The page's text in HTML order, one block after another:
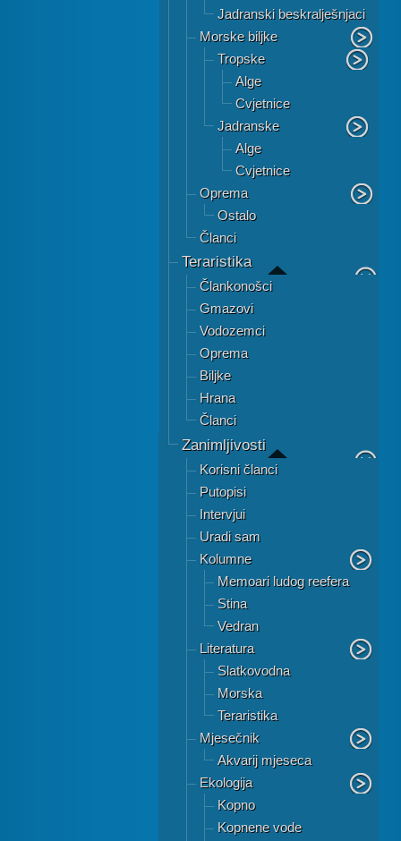
Jadranski beskralješnjaci
Morske biljke
Tropske
Alge
Cvjetnice
Jadranske
Alge
Cvjetnice
Oprema
Ostalo
Članci
Teraristika
Člankonošci
Gmazovi
Vodozemci
Oprema
Biljke
Hrana
Članci
Zanimljivosti
Korisni članci
Putopisi
Intervjui
Uradi sam
Kolumne
Memoari ludog reefera
Stina
Vedran
Literatura
Slatkovodna
Morska
Teraristika
Mjesečnik
Akvarij mjeseca
Ekologija
Kopno
Kopnene vode